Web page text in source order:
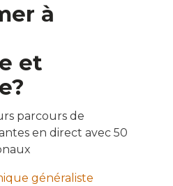
à
et
parcours de
en direct avec 50
généraliste